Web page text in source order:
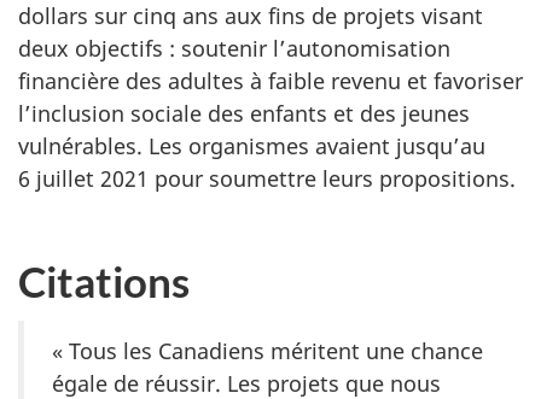
dollars sur cinq ans aux fins de projets visant
deux objectifs : soutenir l’autonomisation
financière des adultes à faible revenu et favoriser
l’inclusion sociale des enfants et des jeunes
vulnérables. Les organismes avaient jusqu’au
6 juillet 2021 pour soumettre leurs propositions.
Citations
« Tous les Canadiens méritent une chance
égale de réussir. Les projets que nous